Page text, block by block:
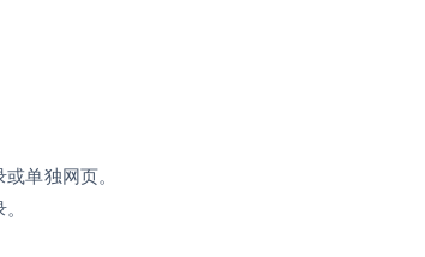
单独网页。